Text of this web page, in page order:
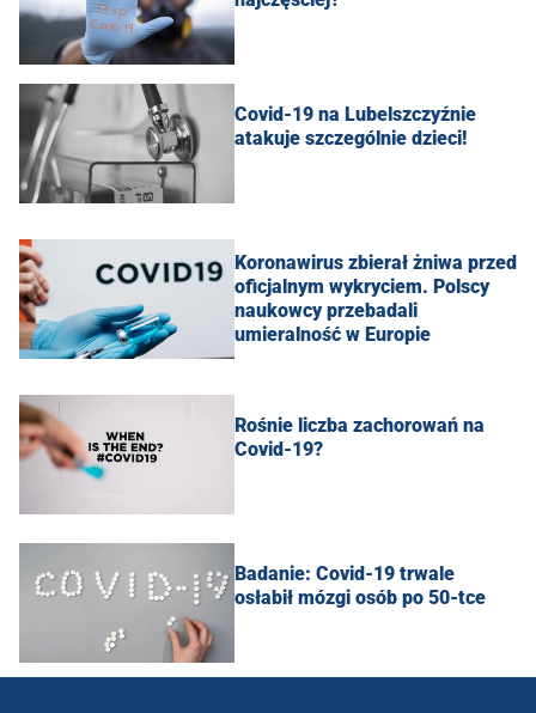
Covid-19 na Lubelszczyźnie
atakuje szczególnie dzieci!
Koronawirus zbierał żniwa przed
oficjalnym wykryciem. Polscy
naukowcy przebadali
umieralność w Europie
Rośnie liczba zachorowań na
Covid-19?
Badanie: Covid-19 trwale
osłabił mózgi osób po 50-tce